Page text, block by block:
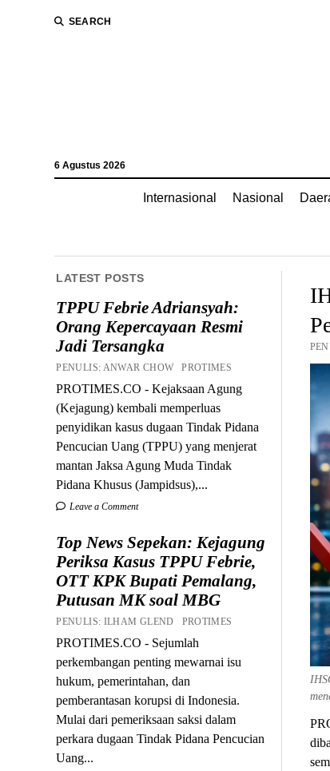
SEARCH
6 Agustus 2026
Internasional Nasional
LATEST POSTS
TPPU Febrie Adriansyah:
Orang Kepercayaan Resmi
Jadi Tersangka
PENULIS: ANWAR CHOW PROTIMES
PROTIMES.CO - Kejaksaan Agung
(Kejagung) kembali memperluas
penyidikan kasus dugaan Tindak Pidana
Pencucian Uang (TPPU) yang menjerat
mantan Jaksa Agung Muda Tindak
Pidana Khusus (Jampidsus),...
Leave a Comment
Top News Sepekan: Kejagung
Periksa Kasus TPPU Febrie,
OTT KPK Bupati Pemalang,
Putusan MK soal MBG
PENULIS: ILHAM GLEND PROTIMES
PROTIMES.CO - Sejumlah
perkembangan penting mewarnai isu
hukum, pemerintahan, dan
pemberantasan korupsi di Indonesia.
Mulai dari pemeriksaan saksi dalam
perkara dugaan Tindak Pidana Pencucian
Uang...